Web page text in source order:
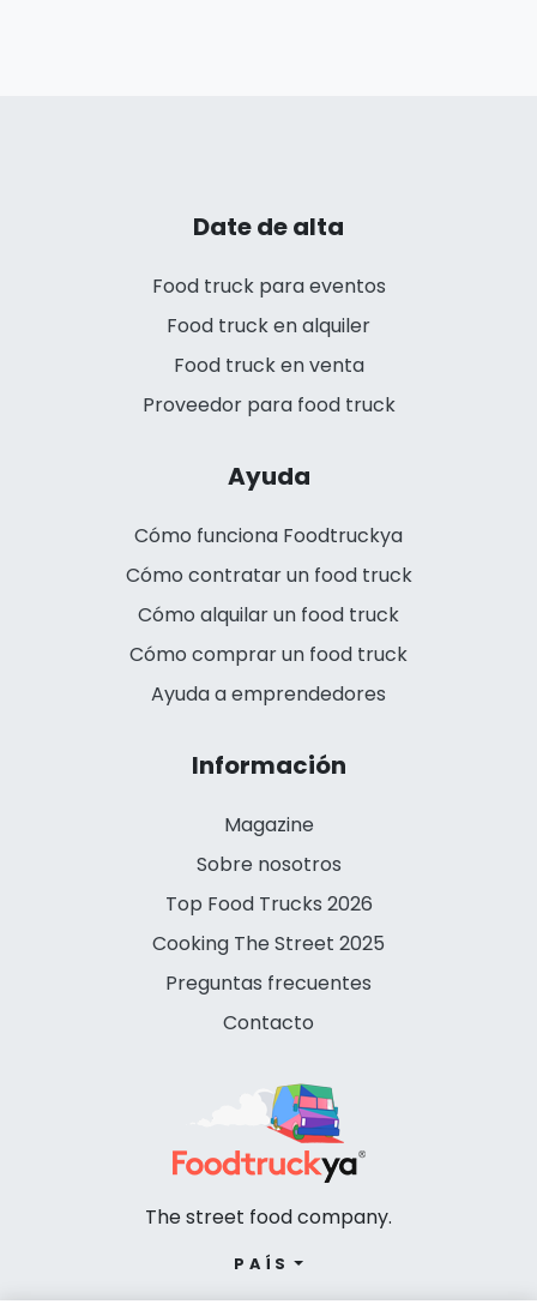
Date de alta
Food truck para eventos
Food truck en alquiler
Food truck en venta
Proveedor para food truck
Ayuda
Cómo funciona Foodtruckya
Cómo contratar un food truck
Cómo alquilar un food truck
Cómo comprar un food truck
Ayuda a emprendedores
Información
Magazine
Sobre nosotros
Top Food Trucks 2026
Cooking The Street 2025
Preguntas frecuentes
Contacto
The street food company.
PAÍS